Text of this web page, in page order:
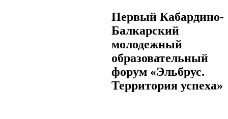
Первый Кабардино-
Балкарский
молодежный
образовательный
форум «Эльбрус.
Территория успеха»